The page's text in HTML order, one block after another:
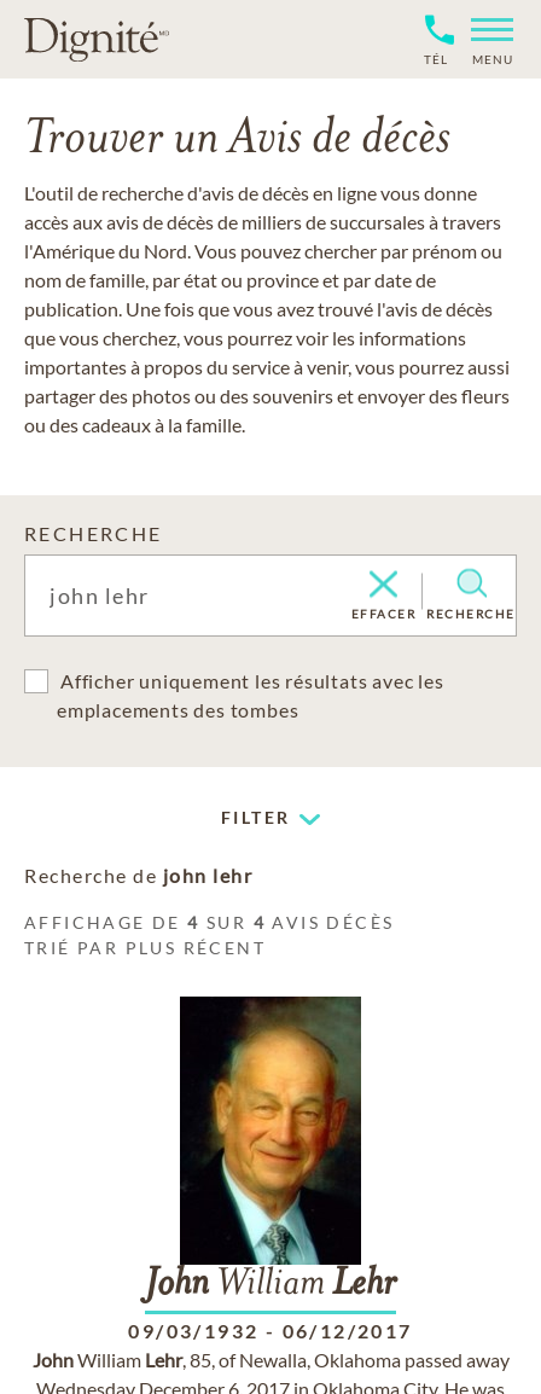
TÉL MENU
Trouver un Avis de décès
L'outil de recherche d'avis de décès en ligne vous donne
accès aux avis de décès de milliers de succursales à travers
l'Amérique du Nord. Vous pouvez chercher par prénom ou
nom de famille, par état ou province et par date de
publication. Une fois que vous avez trouvé l'avis de décès
que vous cherchez, vous pourrez voir les informations
importantes à propos du service à venir, vous pourrez aussi
partager des photos ou des souvenirs et envoyer des fleurs
ou des cadeaux à la famille.
RECHERCHE
EFFACER RECHERCHE
Afficher uniquement les résultats avec les
emplacements des tombes
FILTER
Recherche de john lehr
AFFICHAGE DE4 SUR 4 AVIS DÉCÈS
TRIÉ PAR PLUS RÉCENT
John William Lehr
09/03/1932 - 06/12/2017
JohnWilliam Lehr, 85, of Newalla, Oklahoma passed away
Wednesday December 6, 2017 in Oklahoma City. He was